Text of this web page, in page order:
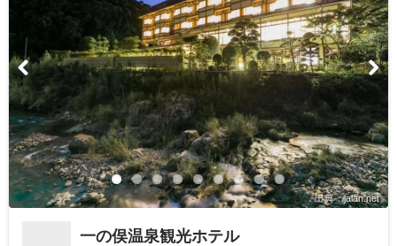
出典：jalan.net
一の俣温泉観光ホテル